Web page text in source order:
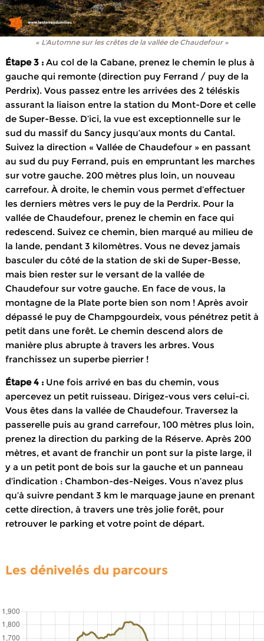
« L'Automne sur les crêtes de la vallée de Chaudefour »
Étape 3 :Au col de la Cabane, prenez le chemin le plus à
gauche qui remonte (direction puy Ferrand / puy de la
Perdrix). Vous passez entre les arrivées des 2 téléskis
assurant la liaison entre la station du Mont-Dore et celle
de Super-Besse. D’ici, la vue est exceptionnelle sur le
sud du massif du Sancy jusqu’aux monts du Cantal.
Suivez la direction « Vallée de Chaudefour » en passant
au sud du puy Ferrand, puis en empruntant les marches
sur votre gauche. 200 mètres plus loin, un nouveau
carrefour. À droite, le chemin vous permet d’effectuer
les derniers mètres vers le puy de la Perdrix. Pour la
vallée de Chaudefour, prenez le chemin en face qui
redescend. Suivez ce chemin, bien marqué au milieu de
la lande, pendant 3 kilomètres. Vous ne devez jamais
basculer du côté de la station de ski de Super-Besse,
mais bien rester sur le versant de la vallée de
Chaudefour sur votre gauche. En face de vous, la
montagne de la Plate porte bien son nom ! Après avoir
dépassé le puy de Champgourdeix, vous pénétrez petit à
petit dans une forêt. Le chemin descend alors de
manière plus abrupte à travers les arbres. Vous
franchissez un superbe pierrier !
Étape 4 :Une fois arrivé en bas du chemin, vous
apercevez un petit ruisseau. Dirigez-vous vers celui-ci.
Vous êtes dans la vallée de Chaudefour. Traversez la
passerelle puis au grand carrefour, 100 mètres plus loin,
prenez la direction du parking de la Réserve. Après 200
mètres, et avant de franchir un pont sur la piste large, il
y a un petit pont de bois sur la gauche et un panneau
d’indication : Chambon-des-Neiges. Vous n’avez plus
qu’à suivre pendant 3 km le marquage jaune en prenant
cette direction, à travers une très jolie forêt, pour
retrouver le parking et votre point de départ.
Les dénivelés du parcours